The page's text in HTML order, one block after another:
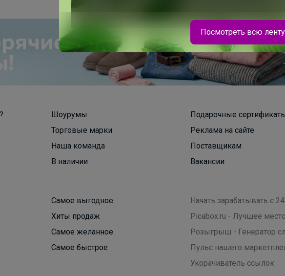
Шоурумы
Торговые марки
Наша команда
В наличии
Подарочные
Реклама на сайте
Поставщикам
Вакансии
Самое выгодное
Хиты продаж
Самое желанное
Самое быстрое
Начать зарабатывать с
Picabox.ru - Лучшее
Розыгрыш - Генератор
Пульс нашего
Укорачиватель ссылок
Футболка для девочки Лапша
Посмотреть всю ленту